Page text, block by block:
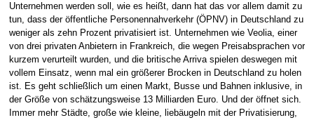
Unternehmen werden soll, wie es heißt, dann hat das vor allem damit zu
tun, dass der öffentliche Personennahverkehr (ÖPNV) in Deutschland zu
weniger als zehn Prozent privatisiert ist. Unternehmen wie Veolia, einer
von drei privaten Anbietern in Frankreich, die wegen Preisabsprachen vor
kurzem verurteilt wurden, und die britische Arriva spielen deswegen mit
vollem Einsatz, wenn mal ein größerer Brocken in Deutschland zu holen
ist. Es geht schließlich um einen Markt, Busse und Bahnen inklusive, in
der Größe von schätzungsweise 13 Milliarden Euro. Und der öffnet sich.
Immer mehr Städte, große wie kleine, liebäugeln mit der Privatisierung,